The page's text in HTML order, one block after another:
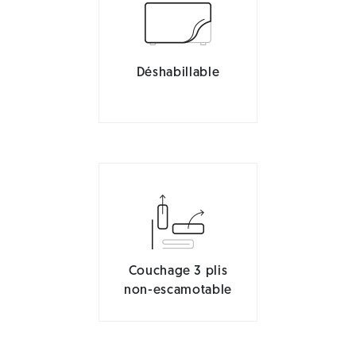
Déshabillable
Couchage 3 plis
non-escamotable